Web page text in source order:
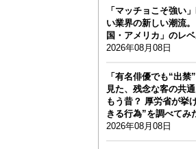
「マッチョこそ強い
い業界の新しい潮流
国・アメリカ」のレ
2026年08月08日
「有名俳優でも“出
見た、残念な客の共
もう昔？ 厚労省が挙
きる行為”を調べてみ
2026年08月08日